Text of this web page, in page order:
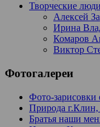
Творческие
Алексей
Ирина
Комаров
Виктор
Фотогалереи
Фото-зарисовки
Природа г.Клин,
Братья наши